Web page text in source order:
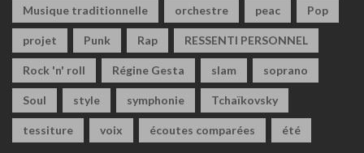
Musique traditionnelle orchestre peac Pop
projet Punk Rap RESSENTI PERSONNEL
Rock 'n' roll Régine Gesta slam soprano
Soul style symphonie Tchaïkovsky
tessiture voix écoutes comparées été